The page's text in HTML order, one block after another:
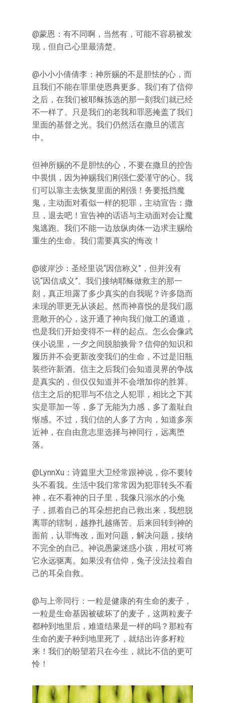
@蒙恩：有不同啊，当然有，可能不容易被发
现，但自己心里最清楚。
@小小小倩倩李：神所赐的不是胆怯的心，而
且我们不能在罪里使恩典更多。我们有了信仰
之后，在我们被耶稣拣选的那一刻我们就已经
不一样了。只是我们的老我和罪恶掩盖了我们
里面的基督之光。我们仍然活在撒旦的谎言
中。
但神所赐的不是胆怯的心，不要在撒旦的控告
中畏惧，因为神赐我们刚强仁爱谨守的心。我
们可以靠主去恢复里面的刚强！务要抵挡魔
鬼，主动面对看似一样的犯罪，主动宣告：撒
旦，退去吧！宣告神的话语与主动面对会让魔
鬼逃跑。我们不能一边放纵肉体一边求主赐给
重生的生命。我们需要真实的悔改！
@彼岸沙：圣经里说“因信称义”，但并没有
说“因信成义”。我们接纳耶稣做救主的那一
刻，真正坦露了多少真实的自我呢？许多隐而
未现的罪更无从谈起。然而神喜悦的是我们愿
意敞开的心，这开通了神向我们做工的通道，
也是我们开始变得不一样的起点。怎么会像武
侠小说里，一夕之间脱胎换骨？信仰的知识和
履历并不会更新改变我们的生命，不过是旧瓶
装些许新酒。信主之后我们会知道灵界的争战
是真实的，但仅仅知道并不会增加你的胜算。
信主之后的犯罪与不信之人犯罪，相比之下其
实是罪加一等，多了无能为力感，多了羞耻自
惭感。不过，我们信的人多了方向，知道多亲
近神，在自由意志里选择与神同行，远离堕
落。
@LynnXu：诗篇里大卫经常跟神说，你不要转
头不看我。生活中我们常常因为犯罪转头不看
神，在不看神的日子里，我像只溺水的小兔
子，抓着自己的耳朵想把自己救出来，我想脱
离罪的辖制，越挣扎越痛苦。后来回转到神的
面前，认罪悔改，面对问题，解决问题，接纳
不完全的自己。神说愚蒙迷惑小孩，用杖可将
它永远驱离。如果没有信仰，兔子没法拉着自
己的耳朵自救。
@与上帝同行：一粒是健康的有生命的麦子，
一粒是生命基因被破坏了的麦子，这两粒麦子
都种到地里后，难道结果是一样的吗？那粒有
生命的麦子种到地里死了，就结出许多籽粒
来！我们的盼望若只在今生，就比不信的更可
怜！